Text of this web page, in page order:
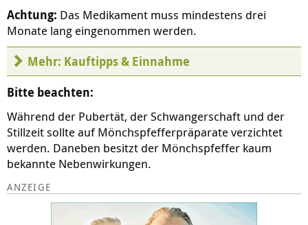
Achtung: Das Medikament muss mindestens drei
Monate lang eingenommen werden.
Mehr: Kauftipps & Einnahme
Bitte beachten:
Während der Pubertät, der Schwangerschaft und der
Stillzeit sollte auf Mönchspfefferpräparate verzichtet
werden. Daneben besitzt der Mönchspfeffer kaum
bekannte Nebenwirkungen.